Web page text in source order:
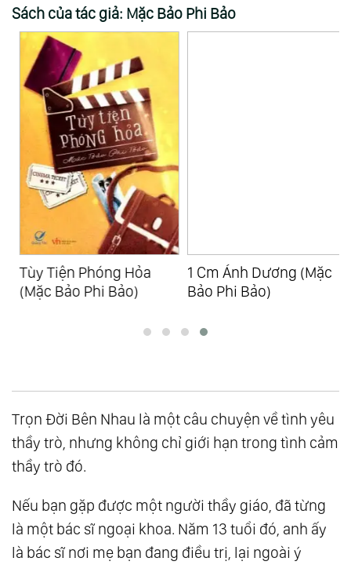
Sách của tác giả: Mặc Bảo Phi Bảo
Tùy Tiện Phóng Hỏa
(Mặc Bảo Phi Bảo)
1 Cm Ánh Dương (Mặc
Bảo Phi Bảo)
Trọn Đời Bên Nhau là một câu chuyện về tình yêu
thầy trò, nhưng không chỉ giới hạn trong tình cảm
thầy trò đó.
Nếu bạn gặp được một người thầy giáo, đã từng
là một bác sĩ ngoại khoa. Năm 13 tuổi đó, anh ấy
là bác sĩ nơi mẹ bạn đang điều trị, lại ngoài ý